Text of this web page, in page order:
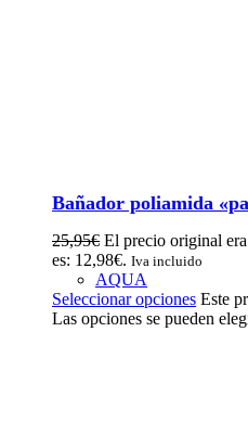
Bañador poliamida
25,95€ El precio original
es: 12,98€. Iva incluido
AQUA
Seleccionar opciones Este
Las opciones se pueden